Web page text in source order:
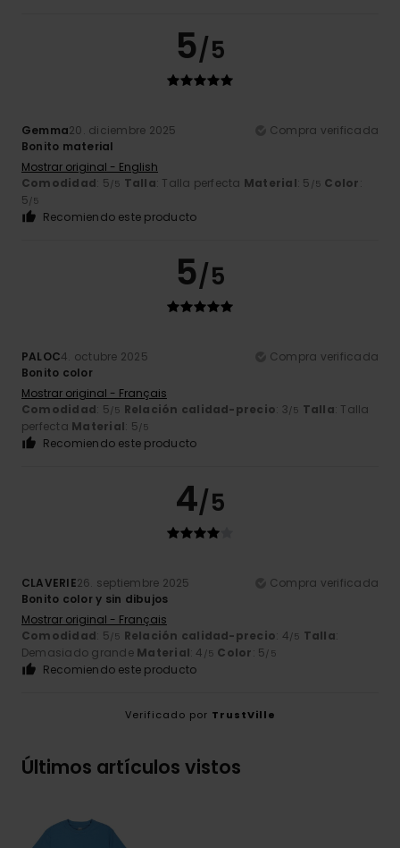
5/5
Gemma20. diciembre 2025
Compra verificada
Bonito material
Mostrar original - English
Comodidad: 5/5 Talla: Talla perfecta Material: 5 /5 Color:
5/5
Recomiendo este producto
5/5
PALOC4. octubre 2025
Compra verificada
Bonito color
Mostrar original - Français
Comodidad: 5/5 Relación calidad-precio: 3/5 Talla: Talla
perfecta Material: 5/5
Recomiendo este producto
4/5
CLAVERIE26. septiembre 2025
Compra verificada
Bonito color y sin dibujos
Mostrar original - Français
Comodidad: 5/5 Relación calidad-precio: 4/5 Talla:
Demasiado grande Material: 4 /5 Color: 5/5
Recomiendo este producto
Verificado por TrustVille
Últimos artículos vistos